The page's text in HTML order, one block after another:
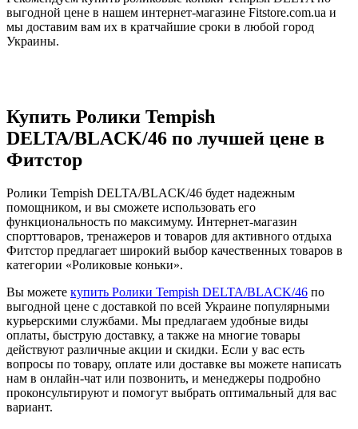
выгодной цене в нашем интернет-магазине Fitstore.com.ua и
мы доставим вам их в кратчайшие сроки в любой город
Украины.
Купить Ролики Tempish
DELTA/BLACK/46 по лучшей цене в
Фитстор
Ролики Tempish DELTA/BLACK/46 будет надежным
помощником, и вы сможете использовать его
функциональность по максимуму. Интернет-магазин
спорттоваров, тренажеров и товаров для активного отдыха
Фитстор предлагает широкий выбор качественных товаров в
категории «Роликовые коньки».
Вы можете купить Ролики Tempish DELTA/BLACK/46 по
выгодной цене с доставкой по всей Украине популярными
курьерскими службами. Мы предлагаем удобные виды
оплаты, быструю доставку, а также на многие товары
действуют различные акции и скидки. Если у вас есть
вопросы по товару, оплате или доставке вы можете написать
нам в онлайн-чат или позвонить, и менеджеры подробно
проконсультируют и помогут выбрать оптимальный для вас
вариант.